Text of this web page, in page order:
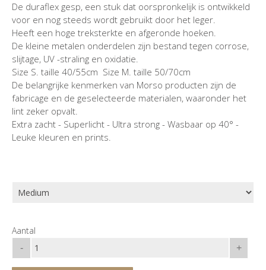
De duraflex gesp, een stuk dat oorspronkelijk is ontwikkeld
voor en nog steeds wordt gebruikt door het leger.
Heeft een hoge treksterkte en afgeronde hoeken.
De kleine metalen onderdelen zijn bestand tegen corrose,
slijtage, UV -straling en oxidatie.
Size S. taille 40/55cm Size M. taille 50/70cm
De belangrijke kenmerken van Morso producten zijn de
fabricage en de geselecteerde materialen, waaronder het
lint zeker opvalt.
Extra zacht - Superlicht - Ultra strong - Wasbaar op 40° -
Leuke kleuren en prints.
Aantal
- +